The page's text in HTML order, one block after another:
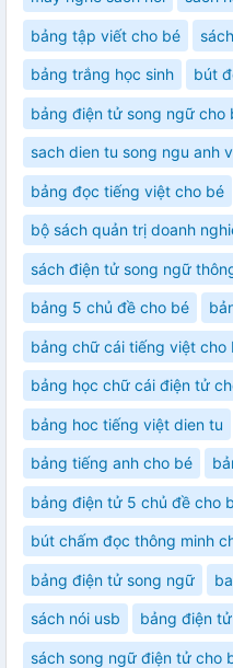
bảng tập viết cho bé
bảng trắng học sinh bút
bảng điện tử song ngữ cho
sach dien tu song ngu anh
bảng đọc tiếng việt cho bé
bộ sách quản trị doanh
sách điện tử song ngữ
bảng 5 chủ đề cho bé
bảng chữ cái tiếng việt cho
bảng học chữ cái điện tử
bảng hoc tiếng việt dien tu
bảng tiếng anh cho bé
bảng điện tử 5 chủ đề cho
bút chấm đọc thông minh
bảng điện tử song ngữ
sách nói usb bảng điện
sách song ngữ điện tử cho